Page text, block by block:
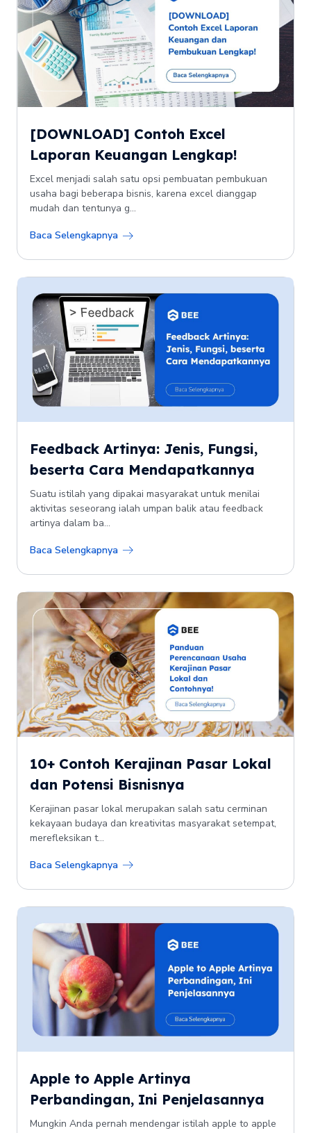
[DOWNLOAD] Contoh Excel
Laporan Keuangan Lengkap!
Excel menjadi salah satu opsi pembuatan pembukuan
usaha bagi beberapa bisnis, karena excel dianggap
mudah dan tentunya g...
Baca Selengkapnya
Feedback Artinya: Jenis, Fungsi,
beserta Cara Mendapatkannya
Suatu istilah yang dipakai masyarakat untuk menilai
aktivitas seseorang ialah umpan balik atau feedback
artinya dalam ba...
Baca Selengkapnya
10+ Contoh Kerajinan Pasar Lokal
dan Potensi Bisnisnya
Kerajinan pasar lokal merupakan salah satu cerminan
kekayaan budaya dan kreativitas masyarakat setempat,
merefleksikan t...
Baca Selengkapnya
Apple to Apple Artinya
Perbandingan, Ini Penjelasannya
Mungkin Anda pernah mendengar istilah apple to apple